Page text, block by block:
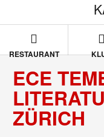
RESTAURANT
ECE
ZÜRICH